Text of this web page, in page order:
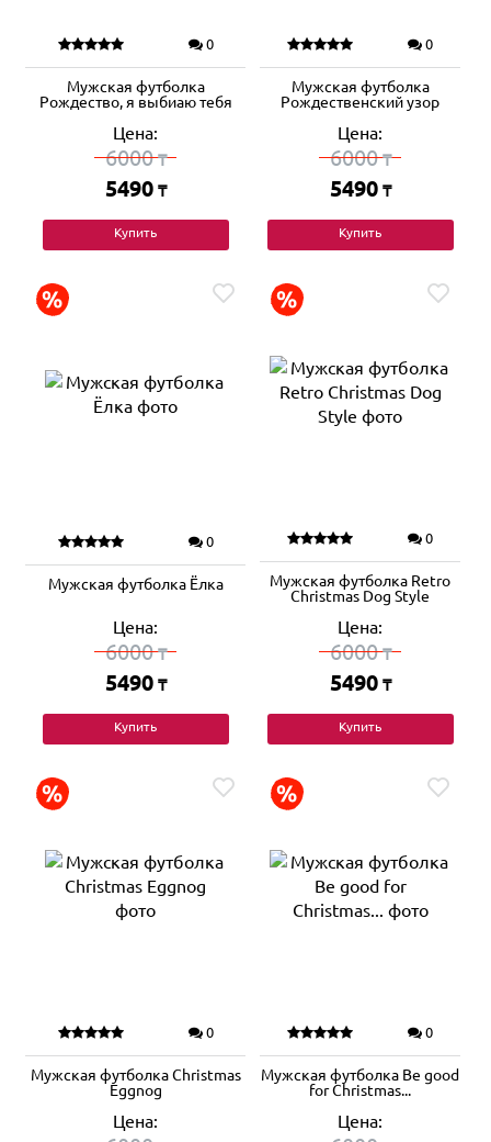
0
Мужская футболка
Рождество, я выбиаю тебя
Цена:
6000₸
5490 ₸
Купить
0
Мужская футболка
Рождественский узор
Цена:
6000₸
5490 ₸
Купить
0
Мужская футболка Ёлка
Цена:
6000₸
5490 ₸
Купить
0
Мужская футболка Retro
Christmas Dog Style
Цена:
6000₸
5490 ₸
Купить
0
Мужская футболка Christmas
Eggnog
Цена:
0
Мужская футболка Be good
for Christmas...
Цена: